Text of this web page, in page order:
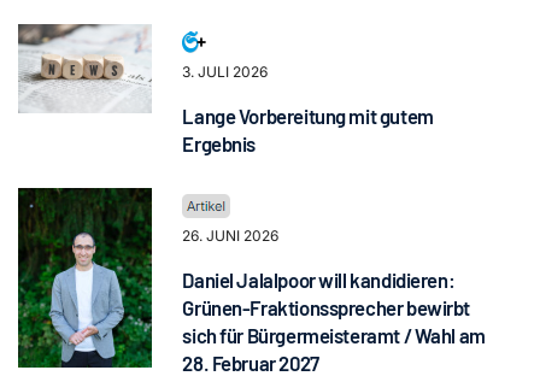
3. JULI 2026
Lange Vorbereitung mit gutem
Ergebnis
26. JUNI 2026
Daniel Jalalpoor will kandidieren:
Grünen-Fraktionssprecher bewirbt
sich für Bürgermeisteramt / Wahl am
28. Februar 2027